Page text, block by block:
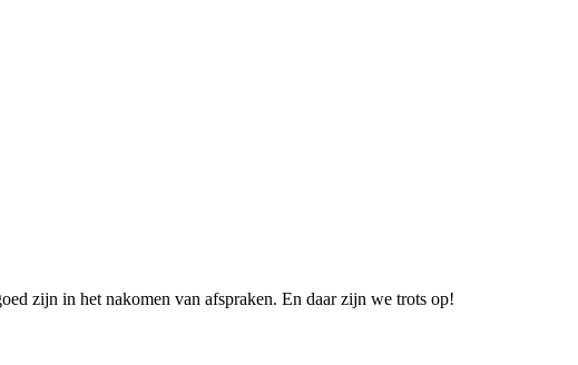
zijn in het nakomen van afspraken. En daar zijn we trots op!